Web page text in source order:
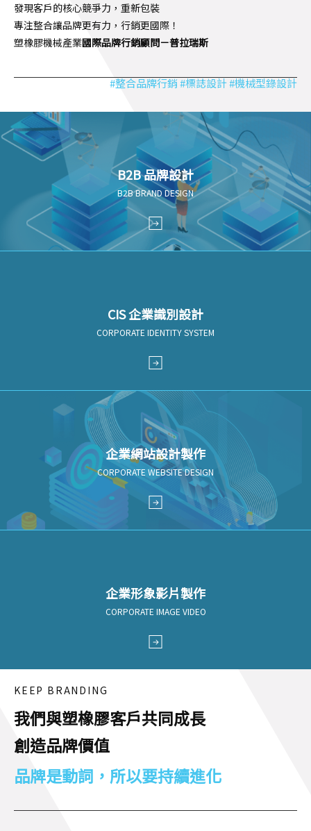
發現客戶的核心競爭力，重新包裝
專注整合讓品牌更有力，行銷更國際！
塑橡膠機械產業國際品牌行銷顧問－普拉瑞斯
#整合品牌行銷 #標誌設計 #機械型錄設計
B2B 品牌設計
B2B BRAND DESIGN
CIS 企業識別設計
CORPORATE IDENTITY SYSTEM
企業網站設計製作
CORPORATE WEBSITE DESIGN
企業形象影片製作
CORPORATE IMAGE VIDEO
KEEP BRANDING
我們與塑橡膠客戶共同成長
創造品牌價值
品牌是動詞，所以要持續進化